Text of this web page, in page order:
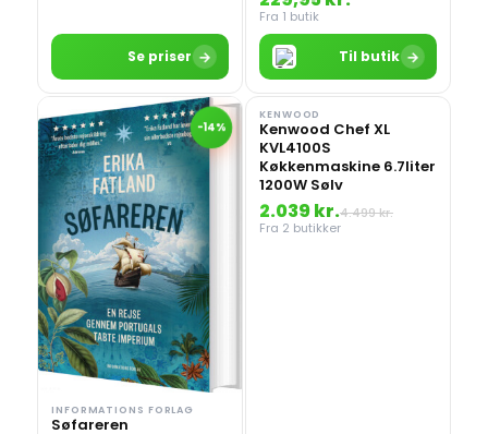
Se priser →
Fra 1 butik
Til butik →
-14%
INFORMATIONS FORLAG
Søfareren
KENWOOD
Kenwood Chef XL
KVL4100S
Køkkenmaskine 6.7liter
1200W Sølv
2.039 kr.4.499 kr.
Fra 2 butikker